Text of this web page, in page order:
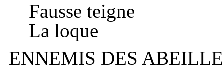
Fausse teigne
La loque
ENNEMIS DES